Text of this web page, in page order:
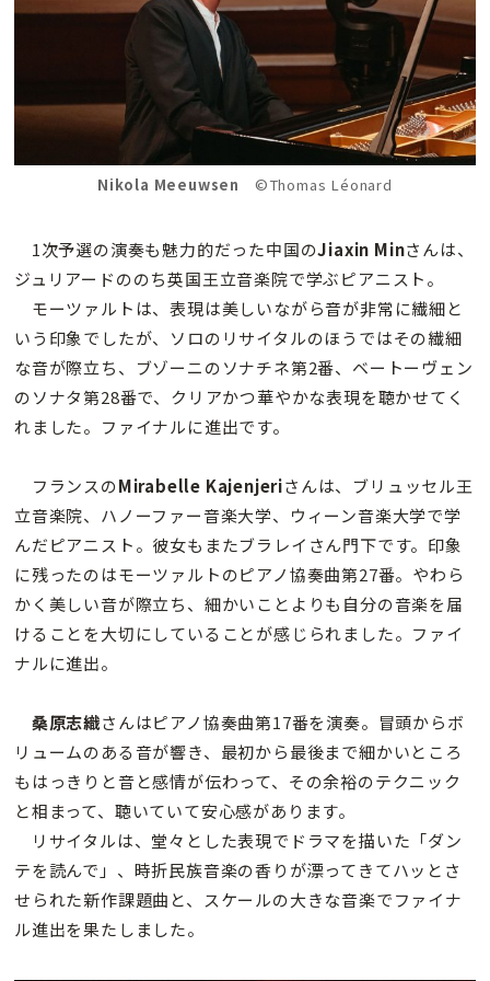
Nikola Meeuwsen ©Thomas Léonard
1次予選の演奏も魅力的だった中国のJiaxin Minさんは、
ジュリアードののち英国王立音楽院で学ぶピアニスト。
モーツァルトは、表現は美しいながら音が非常に繊細と
いう印象でしたが、ソロのリサイタルのほうではその繊細
な音が際立ち、ブゾーニのソナチネ第2番、ベートーヴェン
のソナタ第28番で、クリアかつ華やかな表現を聴かせてく
れました。ファイナルに進出です。
フランスのMirabelle Kajenjeriさんは、ブリュッセル王
立音楽院、ハノーファー音楽大学、ウィーン音楽大学で学
んだピアニスト。彼女もまたブラレイさん門下です。印象
に残ったのはモーツァルトのピアノ協奏曲第27番。やわら
かく美しい音が際立ち、細かいことよりも自分の音楽を届
けることを大切にしていることが感じられました。ファイ
ナルに進出。
桑原志織さんはピアノ協奏曲第17番を演奏。冒頭からボ
リュームのある音が響き、最初から最後まで細かいところ
もはっきりと音と感情が伝わって、その余裕のテクニック
と相まって、聴いていて安心感があります。
リサイタルは、堂々とした表現でドラマを描いた「ダン
テを読んで」、時折民族音楽の香りが漂ってきてハッとさ
せられた新作課題曲と、スケールの大きな音楽でファイナ
ル進出を果たしました。